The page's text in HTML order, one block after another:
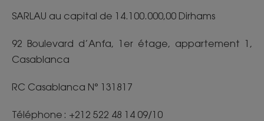
SARLAU au capital de 14.100.000,00 Dirhams
92 Boulevard d’Anfa, 1er étage, appartement 1,
Casablanca
RC Casablanca N° 131817
Téléphone : +212 522 48 14 09/10